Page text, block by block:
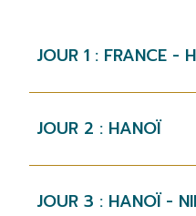
JOUR 1 : FRANCE -
JOUR 2 : HANOÏ
JOUR 3 : HANOÏ -